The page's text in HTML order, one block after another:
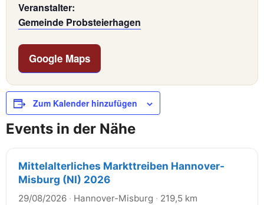
Veranstalter:
Gemeinde Probsteierhagen
Google Maps
Zum Kalender hinzufügen
Events in der Nähe
Mittelalterliches Markttreiben Hannover-
Misburg (NI) 2026
29/08/2026 · Hannover-Misburg · 219,5 km